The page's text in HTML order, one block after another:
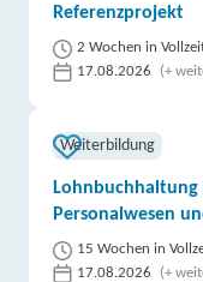
Referenzprojekt
2 Wochen in
17.08.2026
(+
Weiterbildung
Personalwesen
15 Wochen in
17.08.2026
(+